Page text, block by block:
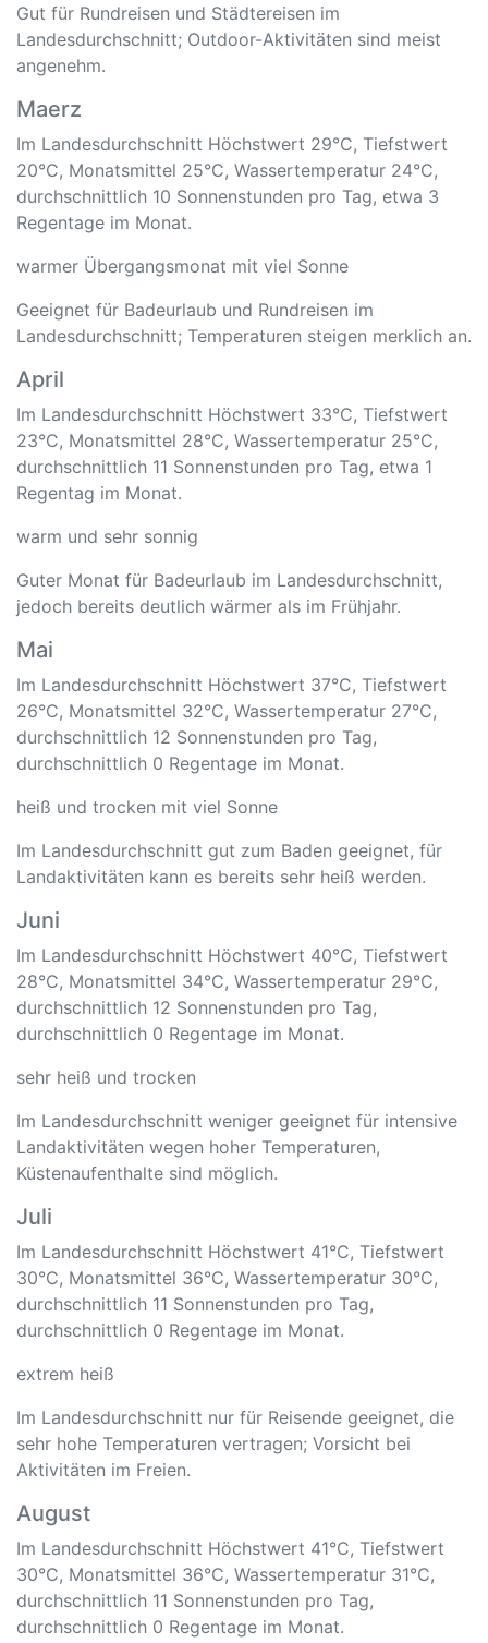
Gut für Rundreisen und Städtereisen im
Landesdurchschnitt; Outdoor-Aktivitäten sind meist
angenehm.
Maerz
Im Landesdurchschnitt Höchstwert 29°C, Tiefstwert
20°C, Monatsmittel 25°C, Wassertemperatur 24°C,
durchschnittlich 10 Sonnenstunden pro Tag, etwa 3
Regentage im Monat.
warmer Übergangsmonat mit viel Sonne
Geeignet für Badeurlaub und Rundreisen im
Landesdurchschnitt; Temperaturen steigen merklich an.
April
Im Landesdurchschnitt Höchstwert 33°C, Tiefstwert
23°C, Monatsmittel 28°C, Wassertemperatur 25°C,
durchschnittlich 11 Sonnenstunden pro Tag, etwa 1
Regentag im Monat.
warm und sehr sonnig
Guter Monat für Badeurlaub im Landesdurchschnitt,
jedoch bereits deutlich wärmer als im Frühjahr.
Mai
Im Landesdurchschnitt Höchstwert 37°C, Tiefstwert
26°C, Monatsmittel 32°C, Wassertemperatur 27°C,
durchschnittlich 12 Sonnenstunden pro Tag,
durchschnittlich 0 Regentage im Monat.
heiß und trocken mit viel Sonne
Im Landesdurchschnitt gut zum Baden geeignet, für
Landaktivitäten kann es bereits sehr heiß werden.
Juni
Im Landesdurchschnitt Höchstwert 40°C, Tiefstwert
28°C, Monatsmittel 34°C, Wassertemperatur 29°C,
durchschnittlich 12 Sonnenstunden pro Tag,
durchschnittlich 0 Regentage im Monat.
sehr heiß und trocken
Im Landesdurchschnitt weniger geeignet für intensive
Landaktivitäten wegen hoher Temperaturen,
Küstenaufenthalte sind möglich.
Juli
Im Landesdurchschnitt Höchstwert 41°C, Tiefstwert
30°C, Monatsmittel 36°C, Wassertemperatur 30°C,
durchschnittlich 11 Sonnenstunden pro Tag,
durchschnittlich 0 Regentage im Monat.
extrem heiß
Im Landesdurchschnitt nur für Reisende geeignet, die
sehr hohe Temperaturen vertragen; Vorsicht bei
Aktivitäten im Freien.
August
Im Landesdurchschnitt Höchstwert 41°C, Tiefstwert
30°C, Monatsmittel 36°C, Wassertemperatur 31°C,
durchschnittlich 11 Sonnenstunden pro Tag,
durchschnittlich 0 Regentage im Monat.